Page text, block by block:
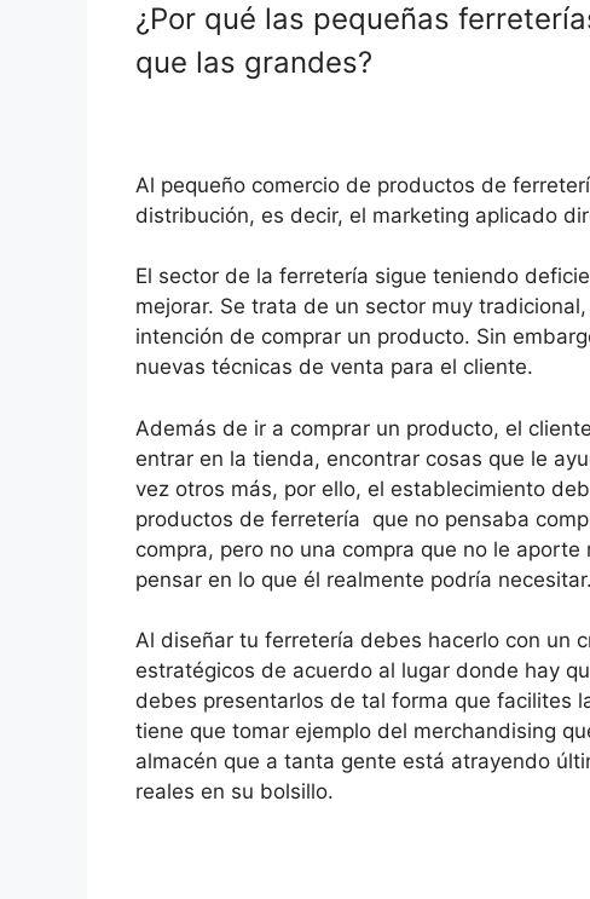
¿Por qué las pequeñas
que las grandes?
Al pequeño comercio de productos de
distribución, es decir, el marketing aplicado
El sector de la ferretería sigue teniendo
mejorar. Se trata de un sector muy
intención de comprar un producto. Sin
nuevas técnicas de venta para el cliente.
Además de ir a comprar un producto, el
entrar en la tienda, encontrar cosas que le
vez otros más, por ello, el establecimiento
productos de ferretería que no pensaba
compra, pero no una compra que no le
pensar en lo que él realmente podría necesitar.
Al diseñar tu ferretería debes hacerlo con un
estratégicos de acuerdo al lugar donde hay
debes presentarlos de tal forma que facilites
tiene que tomar ejemplo del merchandising
almacén que a tanta gente está atrayendo
reales en su bolsillo.